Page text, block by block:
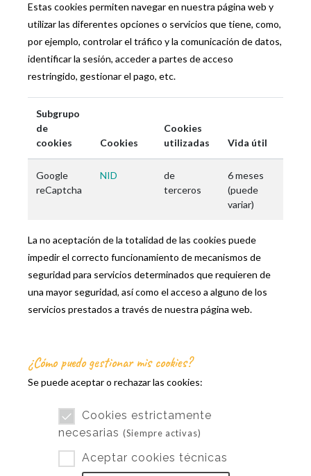
Estas cookies permiten navegar en nuestra página web y
utilizar las diferentes opciones o servicios que tiene, como,
por ejemplo, controlar el tráfico y la comunicación de datos,
identificar la sesión, acceder a partes de acceso
restringido, gestionar el pago, etc.
Subgrupo
de
cookies
Cookies
Cookies
utilizadas
Vida útil
Google
reCaptcha
NID
de
terceros
6 meses
(puede
variar)
La no aceptación de la totalidad de las cookies puede
impedir el correcto funcionamiento de mecanismos de
seguridad para servicios determinados que requieren de
una mayor seguridad, así como el acceso a alguno de los
servicios prestados a través de nuestra página web.
¿Cómo puedo gestionar mis cookies?
Se puede aceptar o rechazar las cookies:
Cookies estrictamente
necesarias (Siempre activas)
Aceptar cookies técnicas